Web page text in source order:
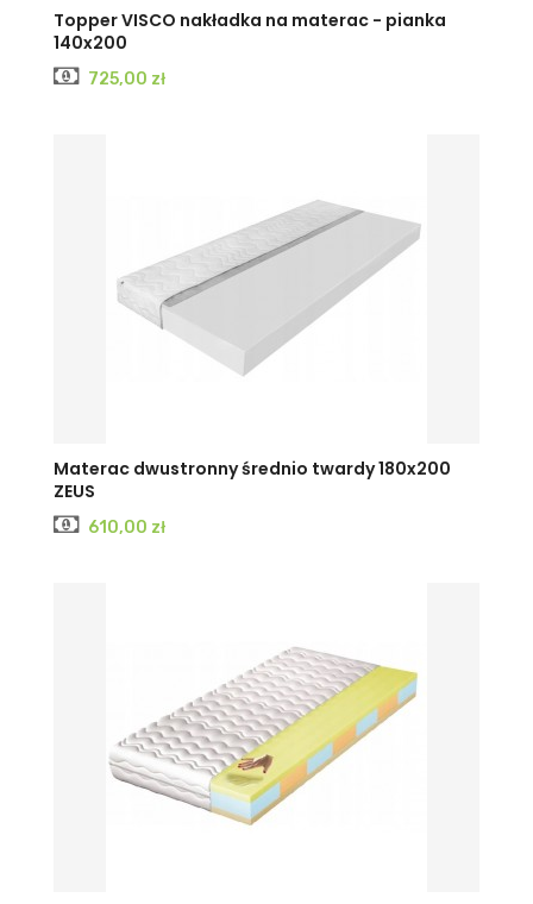
Topper VISCO nakładka na materac - pianka
140x200
Cena
725,00 zł
Materac dwustronny średnio twardy 180x200
ZEUS
Cena
610,00 zł